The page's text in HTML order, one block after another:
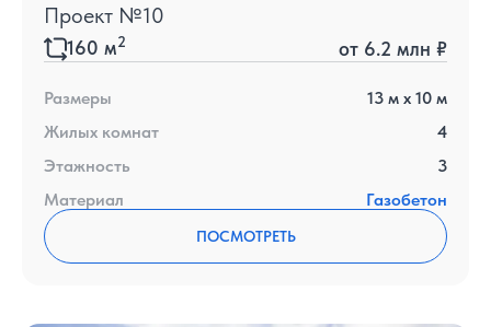
Проект №10
160 м2 от 6.2 млн ₽
Размеры 13 м x 10 м
Жилых комнат
4
Этажность
3
Материал
Газобетон
ПОСМОТРЕТЬ